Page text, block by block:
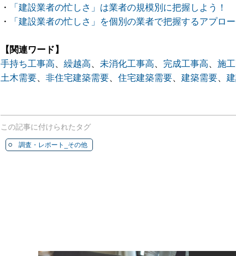
・
「建設業者の忙しさ」は業者の規模別に把握しよう！
・
「建設業者の忙しさ」を個別の業者で把握するアプロ
【関連ワード】
手持ち工事高、 繰越高、 未消化工事高、 完成工事高、 施
土木需要、 非住宅建築需要、 住宅建築需要、 建築需要、
この記事に付けられたタグ
調査・レポート_その他